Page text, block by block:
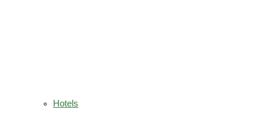
Hotels